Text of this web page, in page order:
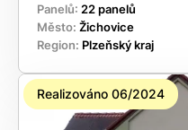
Panelů: 22 panelů
Město: Žichovice
Region: Plzeňský kraj
Realizováno 06/2024